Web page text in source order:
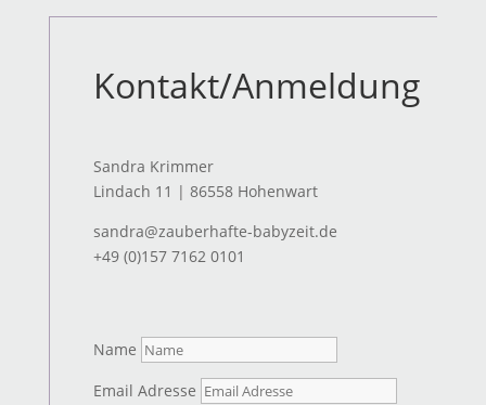
Kontakt/Anmeldung
Sandra Krimmer
Lindach 11 | 86558 Hohenwart
sandra@zauberhafte-babyzeit.de
+49 (0)157 7162 0101
Name
Email Adresse